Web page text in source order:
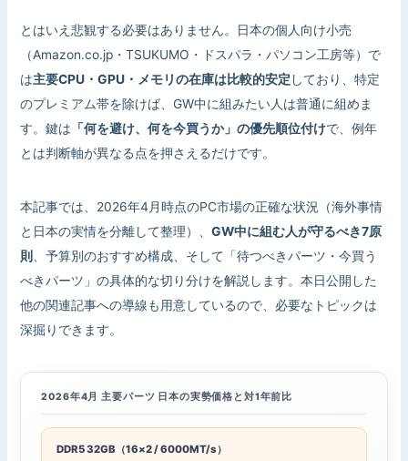
とはいえ悲観する必要はありません。日本の個人向け小売
（Amazon.co.jp・TSUKUMO・ドスパラ・パソコン工房等）で
は主要CPU・GPU・メモリの在庫は比較的安定 しており、特定
のプレミアム帯を除けば、GW中に組みたい人は普通に組めま
す。鍵は 「何を避け、何を今買うか」の優先順位付けで、例年
とは判断軸が異なる点を押さえるだけです。
本記事では、2026年4月時点のPC市場の正確な状況（海外事情
と日本の実情を分離して整理）、GW中に組む人が守るべき7原
則
、予算別のおすすめ構成、そして「待つべきパーツ・今買う
べきパーツ」の具体的な切り分けを解説します。本日公開した
他の関連記事への導線も用意しているので、必要なトピックは
深掘りできます。
2026年4月 主要パーツ 日本の実勢価格と対1年前比
DDR5 32GB（16×2 / 6000MT/s）